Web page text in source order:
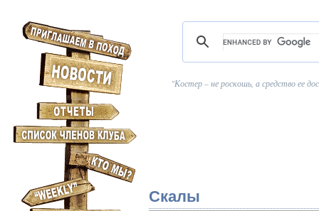
Костер – не роскошь, а средство ее
Скалы